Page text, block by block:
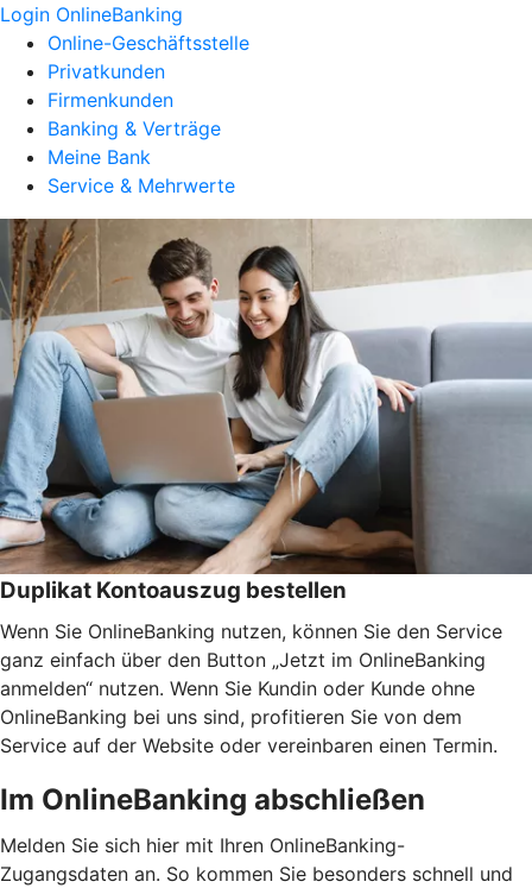
Login OnlineBanking
Online-Geschäftsstelle
Privatkunden
Firmenkunden
Banking & Verträge
Meine Bank
Service & Mehrwerte
Duplikat Kontoauszug bestellen
Wenn Sie OnlineBanking nutzen, können Sie den Service
ganz einfach über den Button „Jetzt im OnlineBanking
anmelden“ nutzen. Wenn Sie Kundin oder Kunde ohne
OnlineBanking bei uns sind, profitieren Sie von dem
Service auf der Website oder vereinbaren einen Termin.
Im OnlineBanking abschließen
Melden Sie sich hier mit Ihren OnlineBanking-
Zugangsdaten an. So kommen Sie besonders schnell und